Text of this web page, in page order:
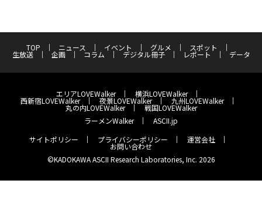
TOP ニュース イベント グルメ スポット
生放送 企画 コラム デジタル冊子 レポート データ
エリアLOVEWalker 横浜LOVEWalker
西新宿LOVEWalker 夜景LOVEWalker 九州LOVEWalker
丸の内LOVEWalker
戦国LOVEWalker
ラーメンWalker
ASCII.jp
サイトポリシー
プライバシーポリシー 運営会社
お問い合わせ
©KADOKAWA ASCII Research Laboratories, Inc. 2026